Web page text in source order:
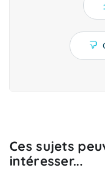
Ces sujets
intéresser...